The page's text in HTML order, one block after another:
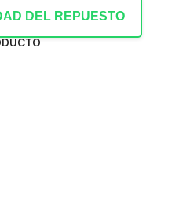
DEL REPUESTO